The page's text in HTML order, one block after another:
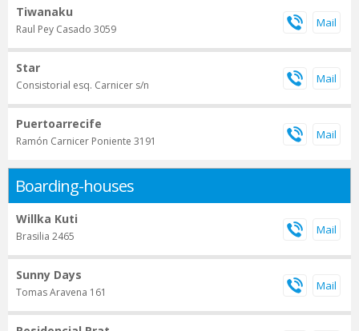
Tiwanaku
Raul Pey Casado 3059
Star
Consistorial esq. Carnicer s/n
Puertoarrecife
Ramón Carnicer Poniente 3191
Boarding-houses
Willka Kuti
Brasilia 2465
Sunny Days
Tomas Aravena 161